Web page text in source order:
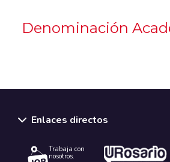
Denominación
Enlaces directos
Trabaja con
nosotros.